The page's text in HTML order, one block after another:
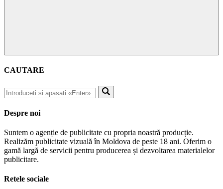
CAUTARE
Despre noi
Suntem o agenție de publicitate cu propria noastră producție.
Realizăm publicitate vizuală în Moldova de peste 18 ani. Oferim o
gamă largă de servicii pentru producerea și dezvoltarea materialelor
publicitare.
Retele sociale